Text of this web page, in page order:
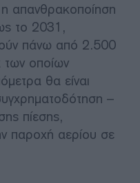
η απανθρακοποίηση
το 2031,
πάνω από 2.500
των οποίων
θα είναι
–
πίεσης,
παροχή αερίου σε